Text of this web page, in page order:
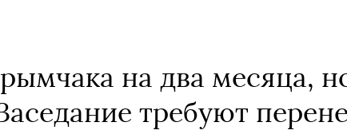
на два месяца,
требуют